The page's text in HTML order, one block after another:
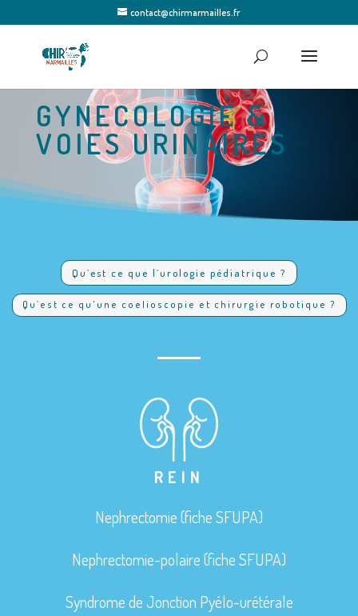
contact@chirmarmailles.fr
GYNECOLOGIE &
VOIES URINAIRES
Qu’est ce que l’urologie pédiatrique ?
Qu’est ce qu'une coelioscopie et chirurgie robotique ?
REIN
Nephrectomie (fiche SFUPA)
Nephrectomie-polaire (fiche SFUPA)
Syndrome de Jonction Pyélo-urétérale